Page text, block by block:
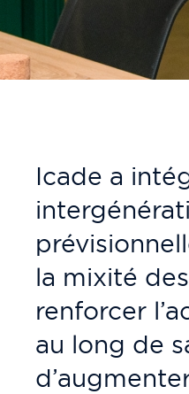
Icade a
la mixité
renforcer
au long de